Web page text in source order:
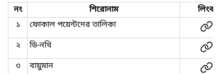
নং শিরোনাম
লিংক
১
ফোকাল পয়েন্টদের তালিকা
২
ডি-নথি
৩
বায়ুমান